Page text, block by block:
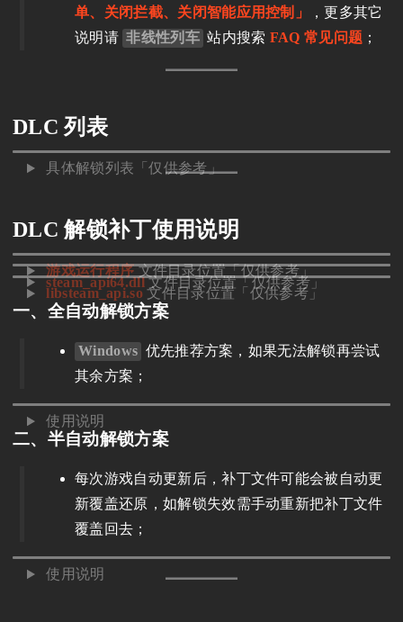
单、关闭拦截、关闭智能应用控制」
，更多其它
说明请 非线性列车 站内搜索 FAQ 常见问题 ；
DLC 列表
具体解锁列表「仅供参考」
DLC 解锁补丁使用说明
游戏运行程序文件目录位置「仅供参考」
steam_api64.dll文件目录位置「仅供参考」
libsteam_api.so 文件目录位置「仅供参考」
一、全自动解锁方案
Windows 优先推荐方案，如果无法解锁再尝试
其余方案；
使用说明
二、半自动解锁方案
每次游戏自动更新后，补丁文件可能会被自动更
新覆盖还原，如解锁失效需手动重新把补丁文件
覆盖回去；
使用说明